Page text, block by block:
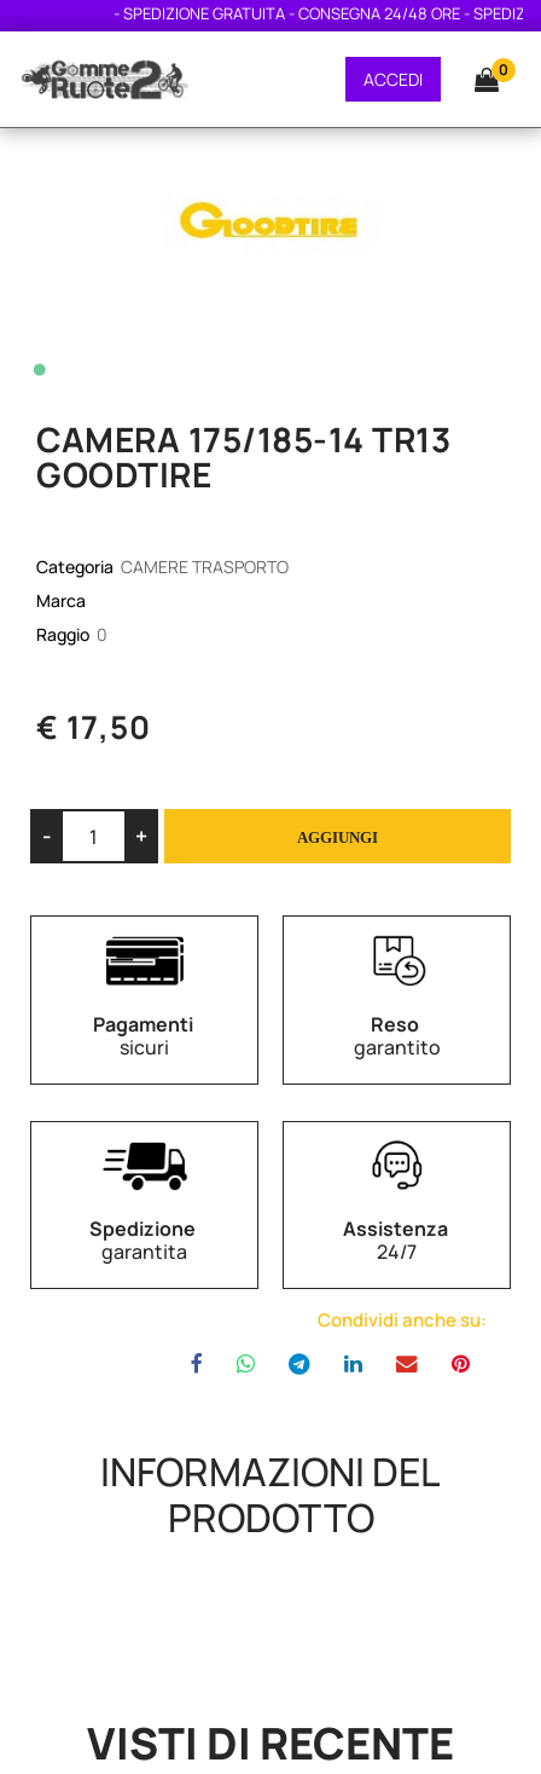
- SPEDIZIONE GRATUITA - CONSEGNA 24/48 ORE -
ACCEDI 0
•
CAMERA 175/185-14 TR13
GOODTIRE
Categoria CAMERE TRASPORTO
Marca
Raggio 0
€ 17,50
AGGIUNGI
Pagamenti
sicuri
Reso
garantito
Spedizione
garantita
Assistenza
24/7
Condividi anche su:
INFORMAZIONI DEL
PRODOTTO
VISTI DI RECENTE